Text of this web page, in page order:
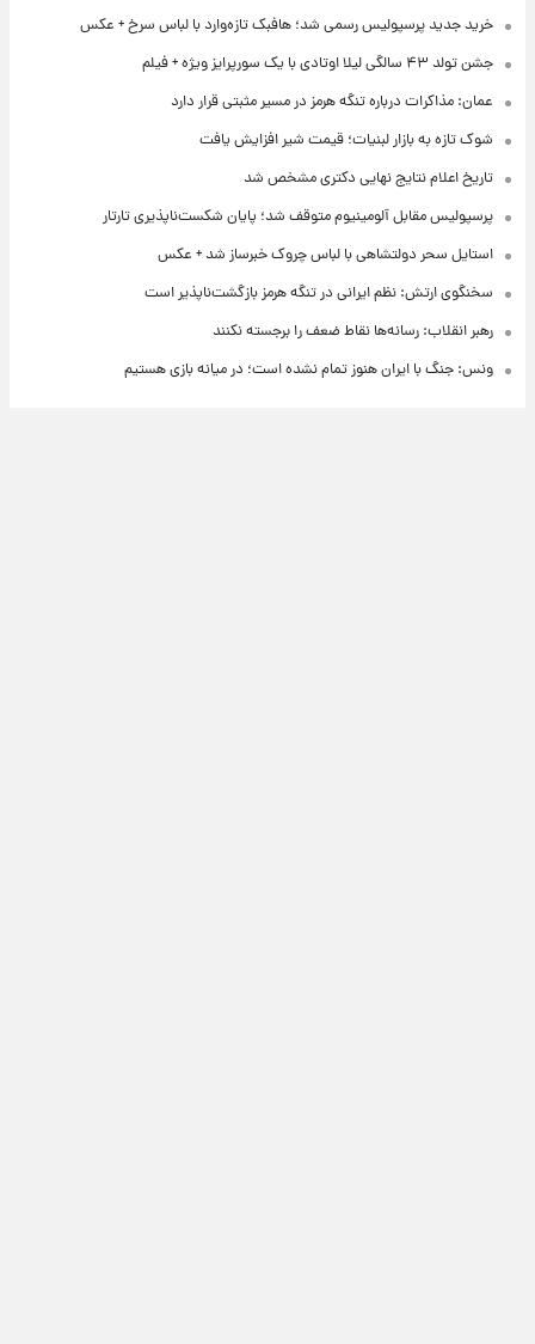
خرید جدید پرسپولیس رسمی شد؛ هافبک تازه‌وارد با لباس سرخ + عکس
جشن تولد ۴۳ سالگی لیلا اوتادی با یک سورپرایز ویژه + فیلم
عمان: مذاکرات درباره تنگه هرمز در مسیر مثبتی قرار دارد
شوک تازه به بازار لبنیات؛ قیمت شیر افزایش یافت
تاریخ اعلام نتایج نهایی دکتری مشخص شد
پرسپولیس مقابل آلومینیوم متوقف شد؛ پایان شکست‌ناپذیری تارتار
استایل سحر دولتشاهی با لباس چروک خبرساز شد + عکس
سخنگوی ارتش: نظم ایرانی در تنگه هرمز بازگشت‌ناپذیر است
رهبر انقلاب: رسانه‌ها نقاط ضعف را برجسته نکنند
ونس: جنگ با ایران هنوز تمام نشده است؛ در میانه بازی هستیم